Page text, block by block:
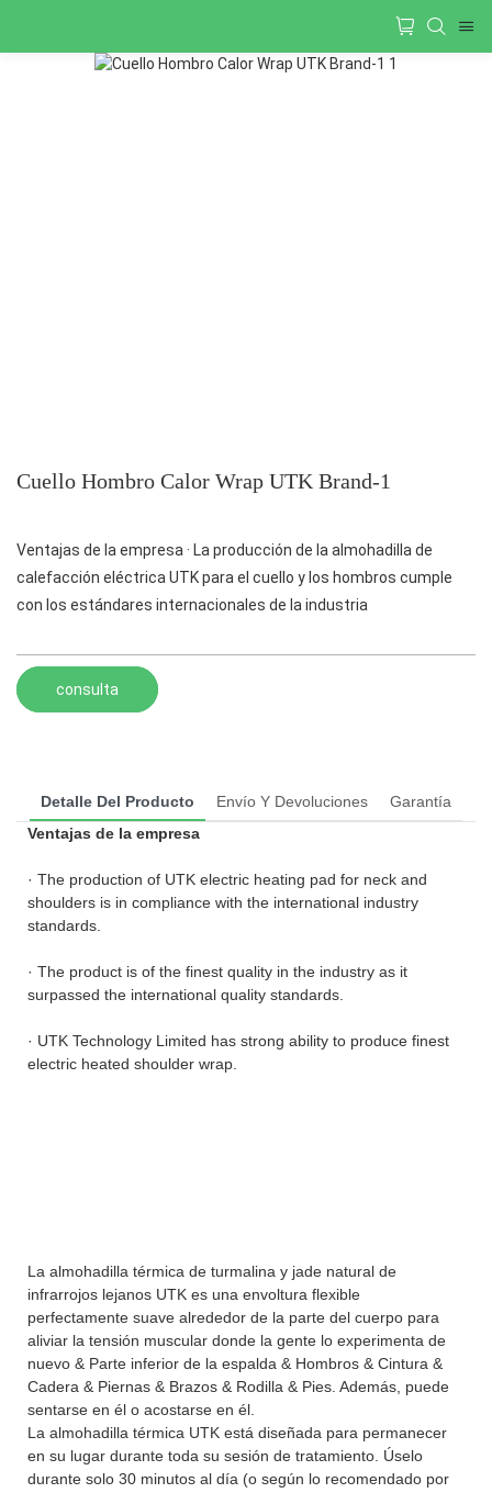
Cuello Hombro Calor Wrap UTK Brand-1
Ventajas de la empresa · La producción de la almohadilla de
calefacción eléctrica UTK para el cuello y los hombros cumple
con los estándares internacionales de la industria
consulta
Detalle Del Producto Envío Y Devoluciones
Garantía
Ventajas de la empresa
· The production of UTK electric heating pad for neck and
shoulders is in compliance with the international industry
standards.
· The product is of the finest quality in the industry as it
surpassed the international quality standards.
· UTK Technology Limited has strong ability to produce finest
electric heated shoulder wrap.
La almohadilla térmica de turmalina y jade natural de
infrarrojos lejanos UTK es una envoltura flexible
perfectamente suave alrededor de la parte del cuerpo para
aliviar la tensión muscular donde la gente lo experimenta de
nuevo & Parte inferior de la espalda & Hombros & Cintura &
Cadera & Piernas & Brazos & Rodilla & Pies. Además, puede
sentarse en él o acostarse en él.
La almohadilla térmica UTK está diseñada para permanecer
en su lugar durante toda su sesión de tratamiento. Úselo
durante solo 30 minutos al día (o según lo recomendado por